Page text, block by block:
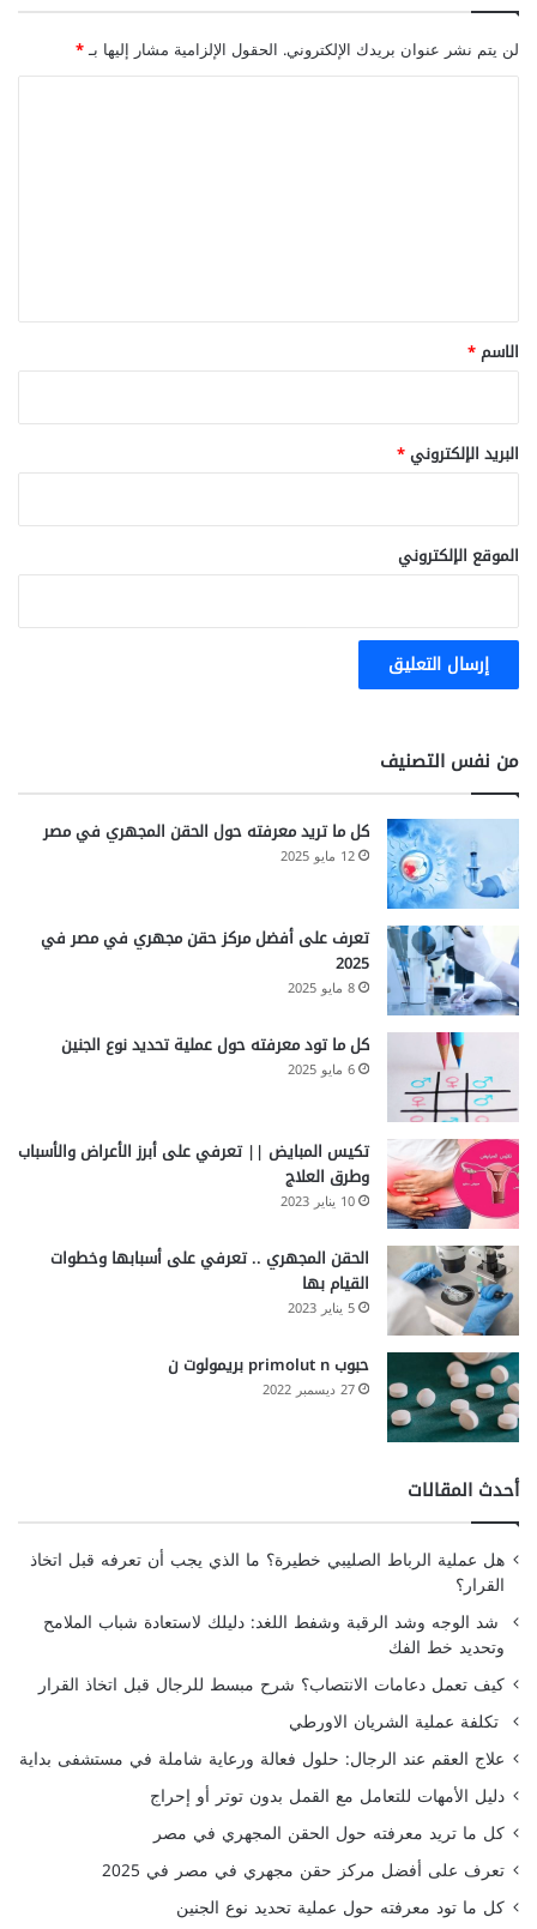
لن يتم نشر عنوان بريدك الإلكتروني. الحقول الإلزامية مشار إليها بـ*
*
الاسم*
البريد الإلكتروني*
الموقع الإلكتروني
من نفس التصنيف
كل ما تريد معرفته حول الحقن المجهري في مصر
12 مايو 2025
تعرف على أفضل مركز حقن مجهري في مصر في
2025
8 مايو 2025
كل ما تود معرفته حول عملية تحديد نوع الجنين
6 مايو 2025
تكيس المبايض || تعرفي على أبرز الأعراض والأسباب
وطرق العلاج
10 يناير 2023
الحقن المجهري .. تعرفي على أسبابها وخطوات
القيام بها
5 يناير 2023
حبوب primolut n بريمولوت ن
27 ديسمبر 2022
أحدث المقالات
هل عملية الرباط الصليبي خطيرة؟ ما الذي يجب أن تعرفه قبل اتخاذ
القرار؟
شد الوجه وشد الرقبة وشفط اللغد: دليلك لاستعادة شباب الملامح
وتحديد خط الفك
كيف تعمل دعامات الانتصاب؟ شرح مبسط للرجال قبل اتخاذ القرار
تكلفة عملية الشريان الاورطي
علاج العقم عند الرجال: حلول فعالة ورعاية شاملة في مستشفى بداية
دليل الأمهات للتعامل مع القمل بدون توتر أو إحراج
كل ما تريد معرفته حول الحقن المجهري في مصر
تعرف على أفضل مركز حقن مجهري في مصر في 2025
كل ما تود معرفته حول عملية تحديد نوع الجنين